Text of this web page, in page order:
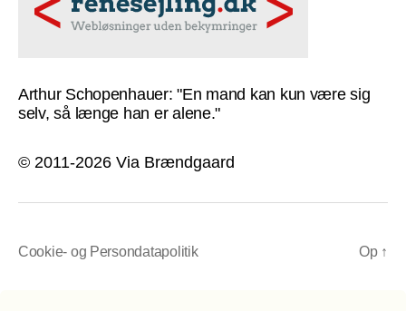
Arthur Schopenhauer: "En mand kan kun være sig
selv, så længe han er alene."
© 2011-2026 Via Brændgaard
Cookie- og Persondatapolitik Op ↑